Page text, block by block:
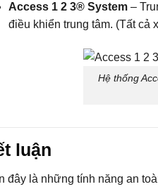
Access 1 2 3® System–
điều khiển trung tâm. (Tất cả
Hệ thống
luận
đây là những tính năng an